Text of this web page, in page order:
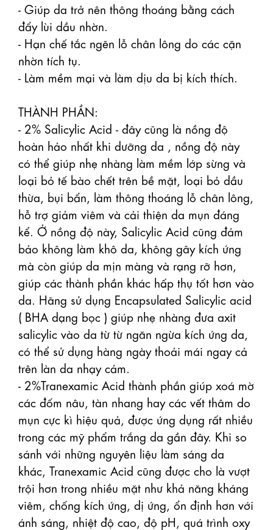
- Giúp da trở nên thông thoáng bằng cách
đẩy lùi dầu nhờn.
- Hạn chế tắc ngẽn lỗ chân lông do các cặn
nhờn tích tụ.
- Làm mềm mại và làm dịu da bị kích thích.
THÀNH PHẦN:
- 2% Salicylic Acid - đây cũng là nồng độ
hoàn hảo nhất khi dưỡng da , nồng độ này
có thể giúp nhẹ nhàng làm mềm lớp sừng và
loại bỏ tế bào chết trên bề mặt, loại bỏ dầu
thừa, bụi bẩn, làm thông thoáng lỗ chân lông,
hỗ trợ giảm viêm và cải thiện da mụn đáng
kể. Ở nồng độ này, Salicylic Acid cũng đảm
bảo không làm khô da, không gây kích ứng
mà còn giúp da mịn màng và rạng rỡ hơn,
giúp các thành phần khác hấp thụ tốt hơn vào
da. Hãng sử dụng Encapsulated Salicylic acid
( BHA dạng bọc ) giúp nhẹ nhàng đưa axit
salicylic vào da từ từ ngăn ngừa kích ứng da,
có thể sử dụng hàng ngày thoải mái ngay cả
trên làn da nhạy cảm.
- 2%Tranexamic Acid thành phần giúp xoá mờ
các đốm nâu, tàn nhang hay các vết thâm do
mụn cực kì hiệu quả, được ứng dụng rất nhiều
trong các mỹ phẩm trắng da gần đây. Khi so
sánh với những nguyên liệu làm sáng da
khác, Tranexamic Acid cũng được cho là vượt
trội hơn trong nhiều mặt như khả năng kháng
viêm, chống kích ứng, dị ứng, ổn định hơn với
ánh sáng, nhiệt độ cao, độ pH, quá trình oxy